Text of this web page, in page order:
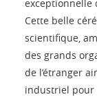
exceptionnelle
Cette belle
scientifique,
des grands
de l’étranger
industriel pour